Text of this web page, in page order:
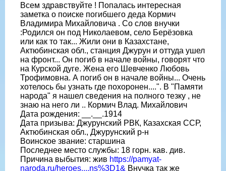
Всем здравствуйте ! Попалась интересная
заметка о поиске погибшего деда Кормич
Владимира Михайловича . Со слов внучки
:Родился он под Николаевом, село Берёзовка
или как то так... Жили они в Казахстане,
Актюбинская обл., станция Джурун и оттуда ушел
на фронт... Он погиб в начале войны, говорят что
на Курской дуге. Жена его Шевченко Любовь
Трофимовна. А погиб он в начале войны... Очень
хотелось бы узнать где похоронен....". В "Памяти
народа" я нашел сведения на полного тезку , не
знаю на него ли .. Кормич Влад. Михайлович
Дата рождения: __.__.1914
Дата призыва: Джурунский РВК, Казахская ССР,
Актюбинская обл., Джурунский р-н
Воинское звание: старшина
Последнее место службы: 18 горн. кав. див.
Причина выбытия: жив https://pamyat-
naroda.ru/heroes....ns%3D1& Внучка так же